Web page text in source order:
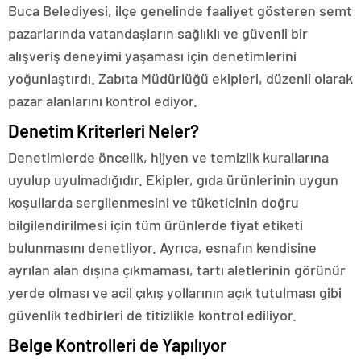
Buca Belediyesi, ilçe genelinde faaliyet gösteren semt
pazarlarında vatandaşların sağlıklı ve güvenli bir
alışveriş deneyimi yaşaması için denetimlerini
yoğunlaştırdı. Zabıta Müdürlüğü ekipleri, düzenli olarak
pazar alanlarını kontrol ediyor.
Denetim Kriterleri Neler?
Denetimlerde öncelik, hijyen ve temizlik kurallarına
uyulup uyulmadığıdır. Ekipler, gıda ürünlerinin uygun
koşullarda sergilenmesini ve tüketicinin doğru
bilgilendirilmesi için tüm ürünlerde fiyat etiketi
bulunmasını denetliyor. Ayrıca, esnafın kendisine
ayrılan alan dışına çıkmaması, tartı aletlerinin görünür
yerde olması ve acil çıkış yollarının açık tutulması gibi
güvenlik tedbirleri de titizlikle kontrol ediliyor.
Belge Kontrolleri de Yapılıyor